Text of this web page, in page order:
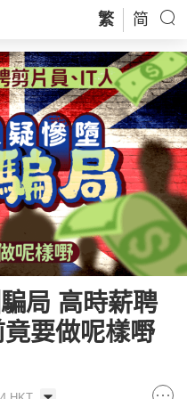
繁 简
局 高時薪聘
要做呢樣嘢